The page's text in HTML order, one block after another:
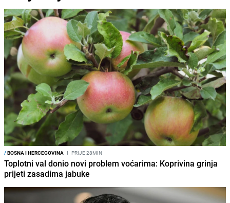
/BOSNA I HERCEGOVINA I PRIJE 28MIN
Toplotni val donio novi problem voćarima: Koprivina grinja
prijeti zasadima jabuke